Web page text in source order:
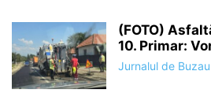
(FOTO)
10. Primar:
Jurnalul de Buzau